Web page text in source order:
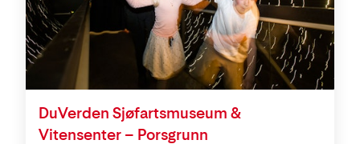
DuVerden Sjøfartsmuseum &
Vitensenter – Porsgrunn